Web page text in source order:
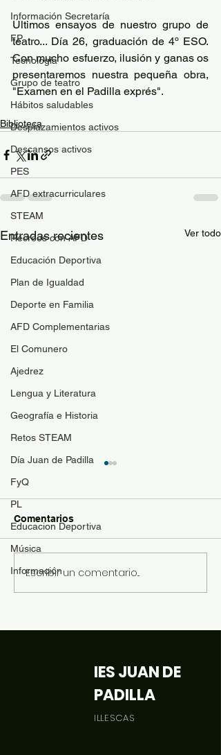
Información Secretaría
FP
Tecnología
Grupo de teatro
Hábitos saludables
Desplazamientos activos
Descansos activos
PES
AFD extracurriculares
STEAM
Recreos con AFD
Educación Deportiva
Plan de Igualdad
Deporte en Familia
AFD Complementarias
El Comunero
Ajedrez
Lengua y Literatura
Geografía e Historia
Retos STEAM
Día Juan de Padilla
FyQ
PL
Educacion Deportiva
Música
Información
Últimos ensayos de nuestro grupo de
teatro... Día 26, graduación de 4º ESO.
Con mucho esfuerzo, ilusión y ganas os
presentaremos nuestra pequeña obra,
"Examen en el Padilla exprés".
Biblioteca
Entradas recientes Ver todo
Halloween 2022
Comentarios
Escribir un comentario...
IES JUAN DE
PADILLA
ILLESCAS